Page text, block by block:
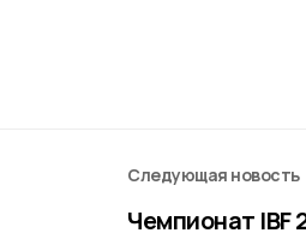
Следующая новость
Чемпионат IBF